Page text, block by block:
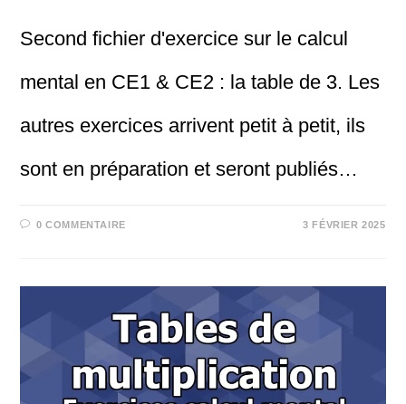
Second fichier d'exercice sur le calcul
mental en CE1 & CE2 : la table de 3. Les
autres exercices arrivent petit à petit, ils
sont en préparation et seront publiés…
0 COMMENTAIRE 3 FÉVRIER 2025